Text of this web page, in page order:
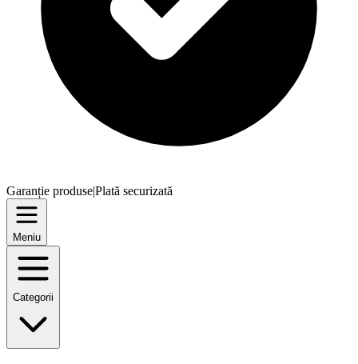
Garanție produse|Plată securizată
Meniu
Categorii